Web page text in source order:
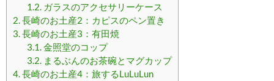
1.2.ガラスのアクセサリーケース
2.長崎のお土産2：カピスのペン置き
3.長崎のお土産3：有田焼
3.1.金照堂のコップ
3.2.まるぶんのお茶碗とマグカップ
4.長崎のお土産4：旅するLuLuLun